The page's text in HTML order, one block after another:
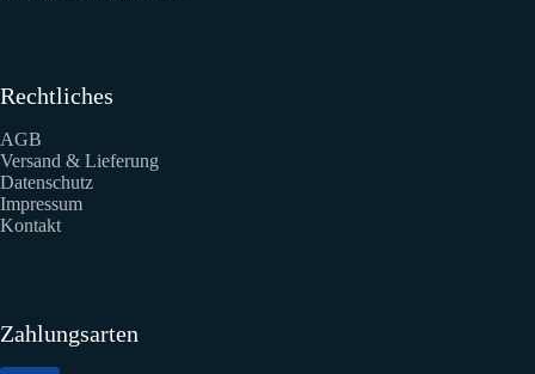
Rechtliches
AGB
Versand & Lieferung
Datenschutz
Impressum
Kontakt
Zahlungsarten